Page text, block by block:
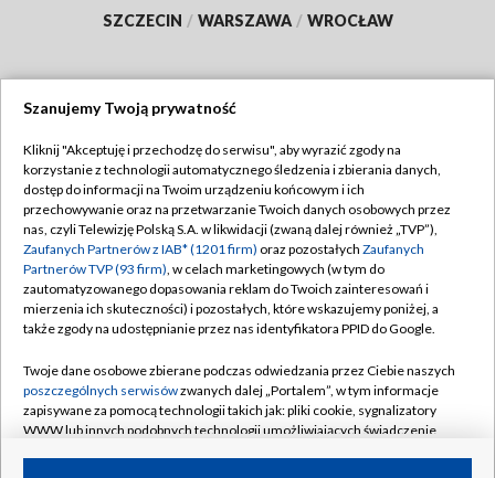
SZCZECIN / WARSZAWA / WROCŁAW
TVP
Abonament TVP
Emisja w TVP
Centrum informacji TVP
Naziemna Telewizja Cyfrowa
Rada Programowa
System NOS
Informacje o nadawcy
Regulamin TVP
Polityka prywatności
Moje zgody
Pomoc
Kontakt
Kanały
Szanujemy Twoją prywatność
Kliknij "Akceptuję i przechodzę do serwisu", aby wyrazić zgody na
korzystanie z technologii automatycznego śledzenia i zbierania danych,
dostęp do informacji na Twoim urządzeniu końcowym i ich
przechowywanie oraz na przetwarzanie Twoich danych osobowych przez
nas, czyli Telewizję Polską S.A. w likwidacji (zwaną dalej również „TVP”),
Zaufanych Partnerów z IAB* (1201 firm) oraz pozostałych Zaufanych
Partnerów TVP (93 firm), w celach marketingowych (w tym do
zautomatyzowanego dopasowania reklam do Twoich zainteresowań i
mierzenia ich skuteczności) i pozostałych, które wskazujemy poniżej, a
także zgody na udostępnianie przez nas identyfikatora PPID do Google.
Twoje dane osobowe zbierane podczas odwiedzania przez Ciebie naszych
poszczególnych serwisówzwanych dalej „Portalem”, w tym informacje
zapisywane za pomocą technologii takich jak: pliki cookie, sygnalizatory
WWW lub innych podobnych technologii umożliwiających świadczenie